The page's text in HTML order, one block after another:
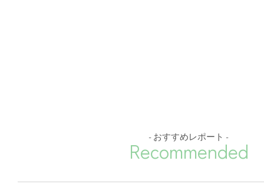
- おすすめレポート -
Recommended